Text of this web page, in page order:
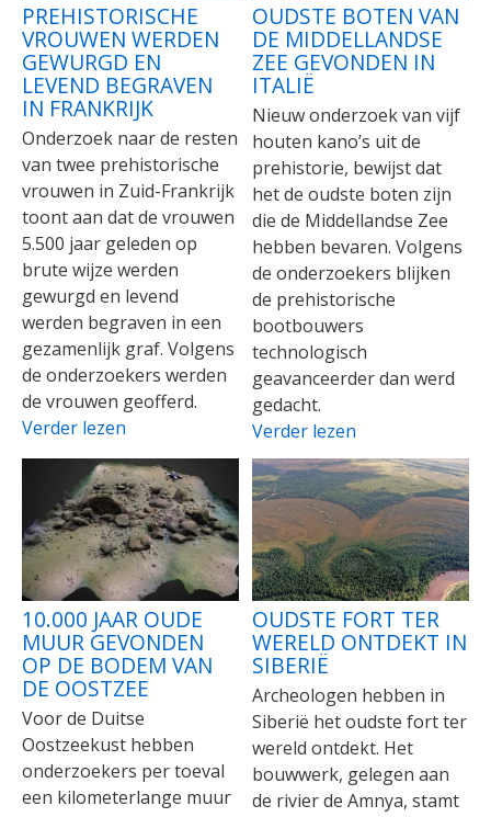
PREHISTORISCHE
VROUWEN WERDEN
GEWURGD EN
LEVEND BEGRAVEN
IN FRANKRIJK
Onderzoek naar de resten
van twee prehistorische
vrouwen in Zuid-Frankrijk
toont aan dat de vrouwen
5.500 jaar geleden op
brute wijze werden
gewurgd en levend
werden begraven in een
gezamenlijk graf. Volgens
de onderzoekers werden
de vrouwen geofferd.
Verder lezen
OUDSTE BOTEN VAN
DE MIDDELLANDSE
ZEE GEVONDEN IN
ITALIË
Nieuw onderzoek van vijf
houten kano’s uit de
prehistorie, bewijst dat
het de oudste boten zijn
die de Middellandse Zee
hebben bevaren. Volgens
de onderzoekers blijken
de prehistorische
bootbouwers
technologisch
geavanceerder dan werd
gedacht.
Verder lezen
10.000 JAAR OUDE
MUUR GEVONDEN
OP DE BODEM VAN
DE OOSTZEE
Voor de Duitse
Oostzeekust hebben
onderzoekers per toeval
een kilometerlange muur
OUDSTE FORT TER
WERELD ONTDEKT IN
SIBERIË
Archeologen hebben in
Siberië het oudste fort ter
wereld ontdekt. Het
bouwwerk, gelegen aan
de rivier de Amnya, stamt